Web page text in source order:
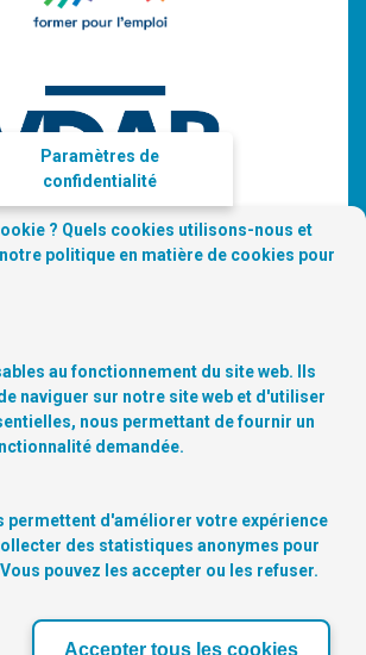
| Trouvez-nous sur les
Paramètres de
confidentialité
? Quels cookies utilisons-nous et
politique en matière de cookies pour
au fonctionnement du site web. Ils
naviguer sur notre site web et d'utiliser
nous permettant de fournir un
demandée.
permettent d'améliorer votre expérience
des statistiques anonymes pour
pouvez les accepter ou les refuser.
Accepter tous les cookies